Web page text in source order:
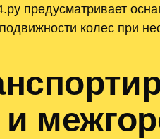
предусматривает
колес при